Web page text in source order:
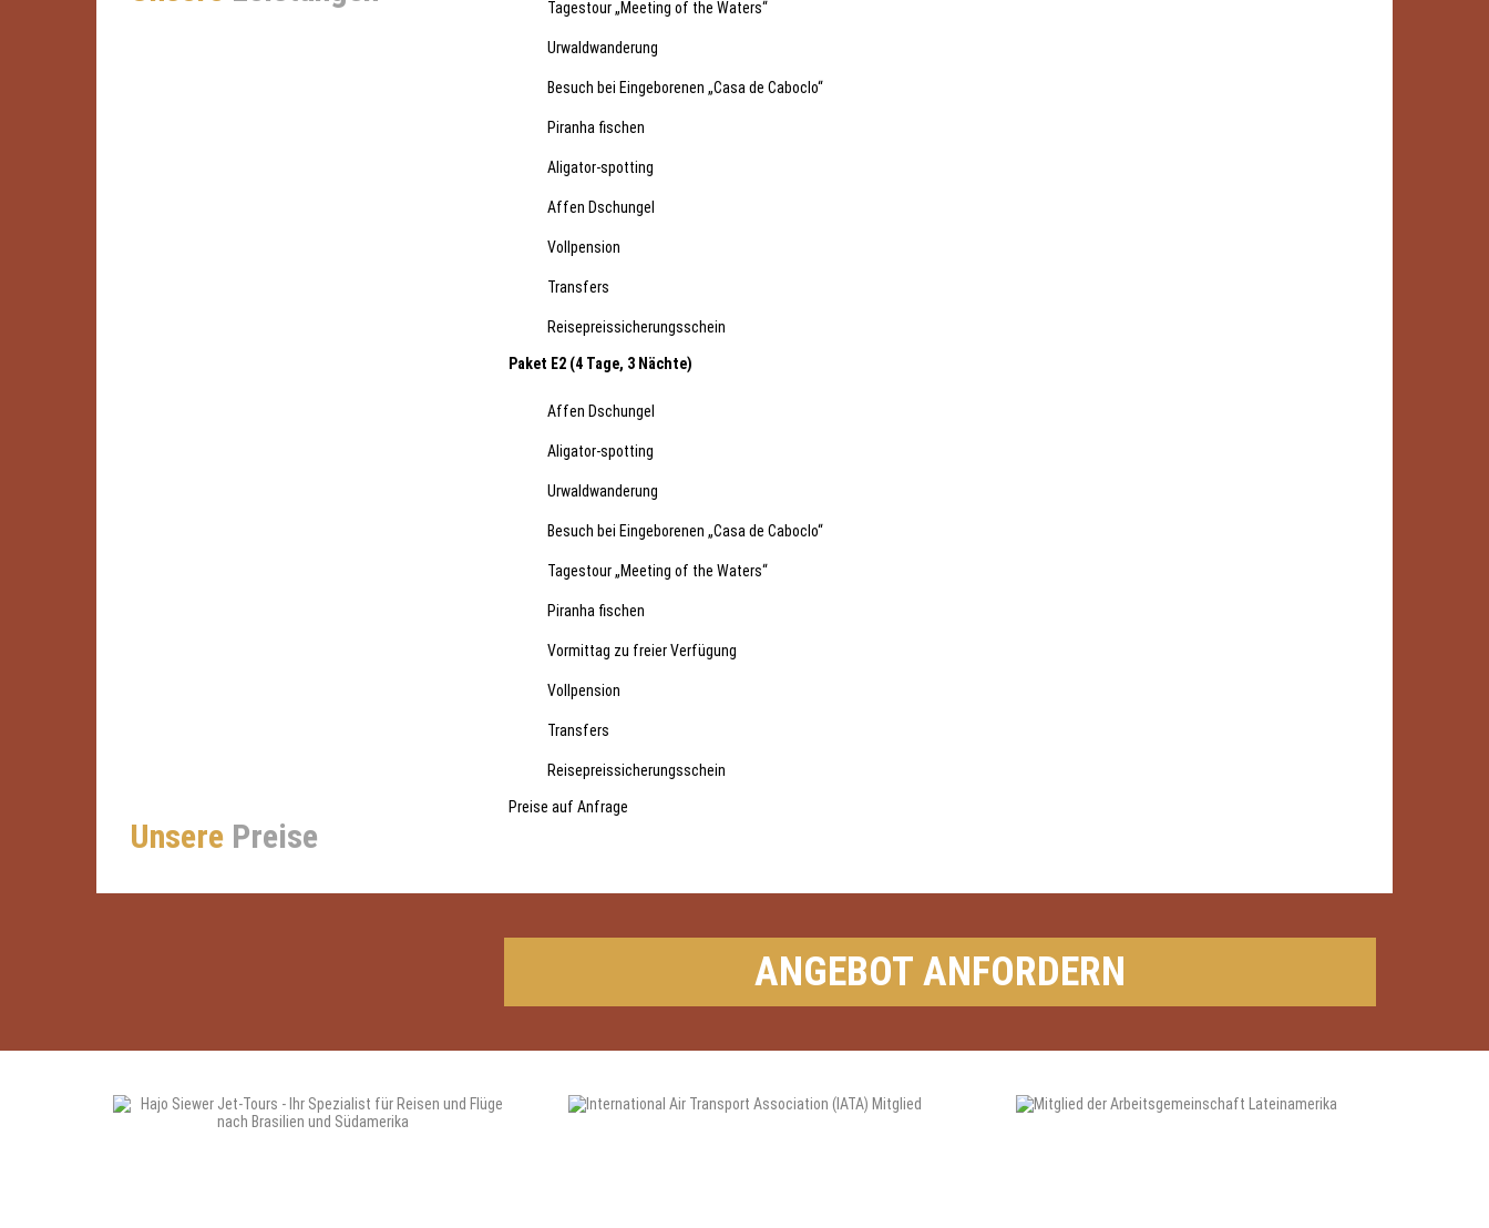
Tagestour „Meeting of the Waters“
Urwaldwanderung
Besuch bei Eingeborenen „Casa de Caboclo“
Piranha fischen
Aligator-spotting
Affen Dschungel
Vollpension
Transfers
Reisepreissicherungsschein
Paket E2 (4 Tage, 3 Nächte)
Affen Dschungel
Aligator-spotting
Urwaldwanderung
Besuch bei Eingeborenen „Casa de Caboclo“
Tagestour „Meeting of the Waters“
Piranha fischen
Vormittag zu freier Verfügung
Vollpension
Transfers
Reisepreissicherungsschein
Unsere Preise
Preise auf Anfrage